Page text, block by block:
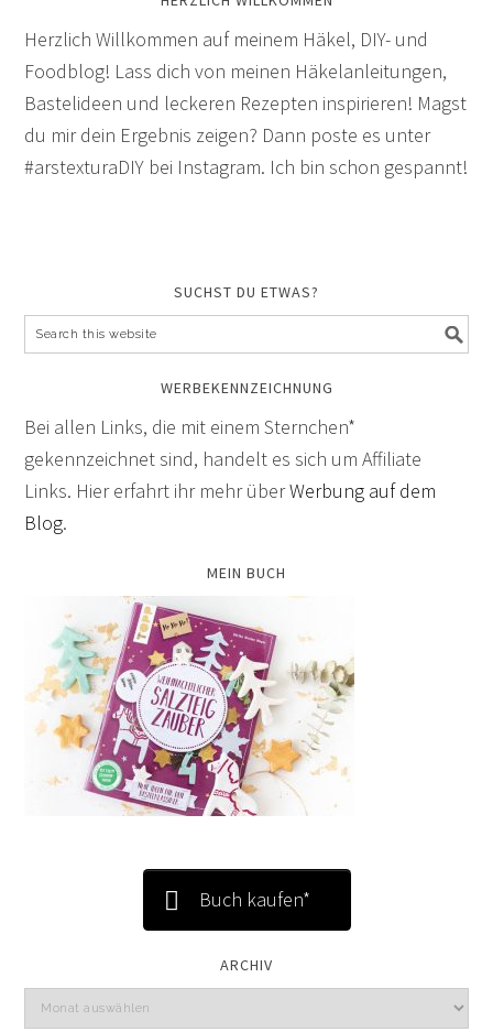
Herzlich Willkommen auf meinem Häkel, DIY- und
Foodblog! Lass dich von meinen Häkelanleitungen,
Bastelideen und leckeren Rezepten inspirieren! Magst
du mir dein Ergebnis zeigen? Dann poste es unter
#arstexturaDIY bei Instagram. Ich bin schon gespannt!
SUCHST DU ETWAS?
WERBEKENNZEICHNUNG
Bei allen Links, die mit einem Sternchen*
gekennzeichnet sind, handelt es sich um Affiliate
Links. Hier erfahrt ihr mehr überWerbung auf dem
Blog.
MEIN BUCH
Buch kaufen*
ARCHIV